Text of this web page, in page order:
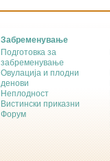
Забременување
Подготовка за
забременување
Овулација и плодни
денови
Неплодност
Вистински приказни
Форум